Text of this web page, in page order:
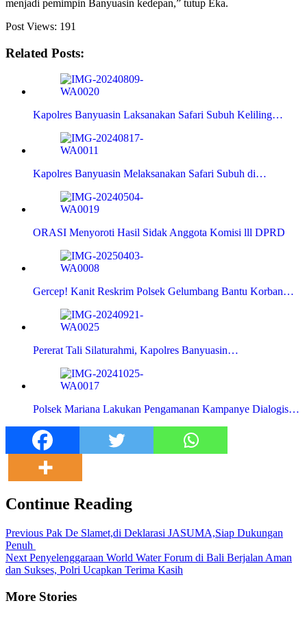
menjadi pemimpin Banyuasin kedepan,” tutup Eka.
Post Views: 191
Related Posts:
Kapolres Banyuasin Laksanakan Safari Subuh Keliling…
Kapolres Banyuasin Melaksanakan Safari Subuh di…
ORASI Menyoroti Hasil Sidak Anggota Komisi lll DPRD
Gercep! Kanit Reskrim Polsek Gelumbang Bantu Korban…
Pererat Tali Silaturahmi, Kapolres Banyuasin…
Polsek Mariana Lakukan Pengamanan Kampanye Dialogis…
Continue Reading
Previous Pak De Slamet,di Deklarasi JASUMA,Siap Dukungan
Penuh
Next Penyelenggaraan World Water Forum di Bali Berjalan Aman
dan Sukses, Polri Ucapkan Terima Kasih
More Stories